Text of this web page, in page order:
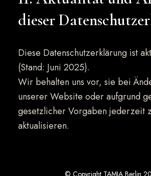
dieser
Diese Datenschutzerklärung ist
(Stand: Juni 2025).
Wir behalten uns vor, sie bei
unserer Website oder aufgrund
gesetzlicher Vorgaben jederzeit
aktualisieren.
© Copyright TAMIA Berlin